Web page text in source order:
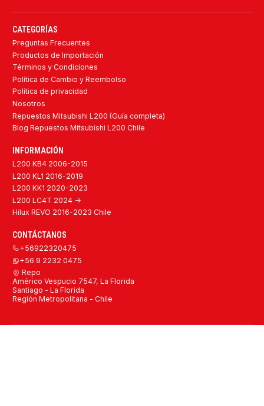
CATEGORÍAS
Preguntas Frecuentes
Productos de Importación
Términos y Condiciones
Política de Cambio y Reembolso
Política de privacidad
Nosotros
Repuestos Mitsubishi L200 (Guía completa)
Blog Repuestos Mitsubishi L200 Chile
INFORMACIÓN
L200 KB4 2006-2015
L200 KL1 2016-2019
L200 KK1 2020-2023
L200 LC4T 2024 ->
Hilux REVO 2016-2023 Chile
CONTÁCTANOS
+56922320475
+56 9 2232 0475
Repo
Américo Vespucio 7547, La Florida
Santiago - La Florida
Región Metropolitana - Chile